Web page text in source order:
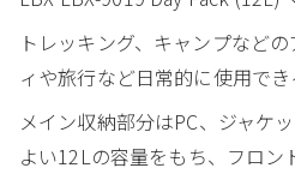
トレッキング、キャンプなど
ィや旅行など日常的に使用でき
メイン収納部分はPC、ジャケ
よい12Lの容量をもち、フロン